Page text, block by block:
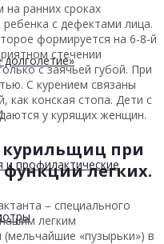
долголетие»
и профилактические
на ранних сроках
с дефектами лица.
формируется на 6-8-й
стечении
с заячьей губой. При
С курением связаны
как конская стопа. Дети с
у курящих женщин.
курильщиц при
легких.
– специального
легким
«пузырьки») в